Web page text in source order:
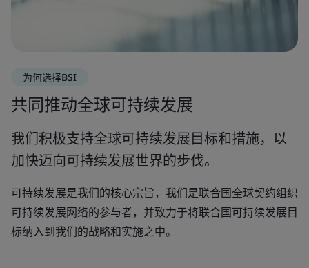
为何选择BSI
共同推动全球可持续发展
我们积极支持全球可持续发展目标和措施，以
加快迈向可持续发展世界的步伐。
可持续发展是我们的核心宗旨，我们是联合国全球契约组织
可持续发展网络的参与者，并致力于将联合国可持续发展目
标纳入到我们的战略和实施之中。